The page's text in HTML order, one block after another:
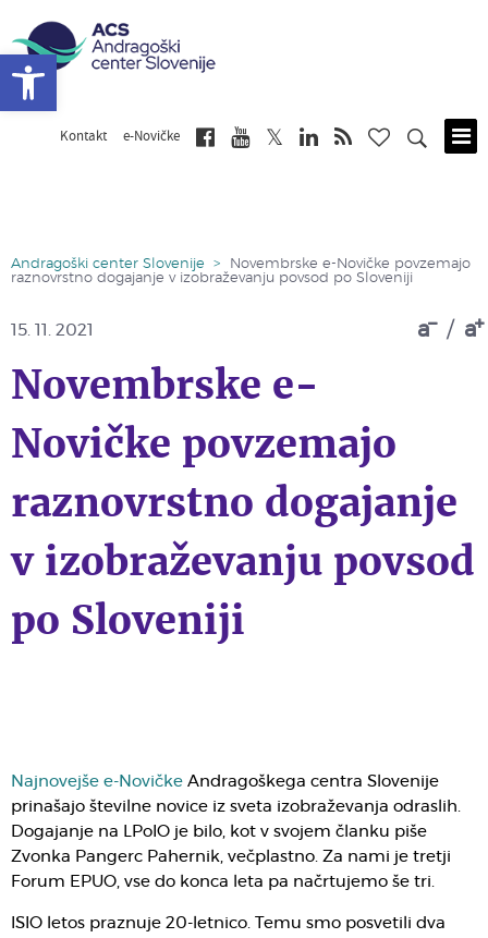
Kontakt e-Novičke
Andragoški center Slovenije >
Novembrske e-Novičke povzemajo
raznovrstno dogajanje v izobraževanju povsod po Sloveniji
a / a
15. 11. 2021
Novembrske e-
Novičke povzemajo
raznovrstno dogajanje
v izobraževanju povsod
po Sloveniji
Najnovejše e-Novičke Andragoškega centra Slovenije
prinašajo številne novice iz sveta izobraževanja odraslih.
Dogajanje na LPoIO je bilo, kot v svojem članku piše
Zvonka Pangerc Pahernik, večplastno. Za nami je tretji
Forum EPUO, vse do konca leta pa načrtujemo še tri.
ISIO letos praznuje 20-letnico. Temu smo posvetili dva
Open toolbar